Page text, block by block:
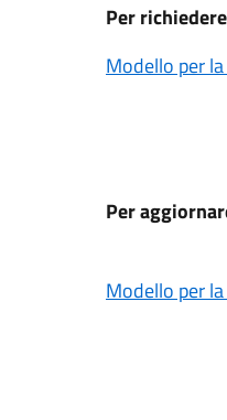
Per
Modello per
Per
Modello per